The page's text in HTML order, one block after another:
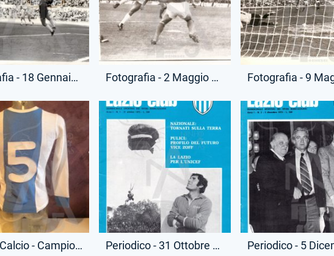
Fotografia - 18 Gennaio 1976 - Campionato Serie A - Lazio-Fiorentina Fotografia - 2 Maggio 1976 - Campionato Serie A - Fiorentina-Lazio
Maglia Calcio - Campionato Serie A - Pietro Ghedin - 5 - (Retro) Periodico - 31 Ottobre 1975 - Lazio Club - Primo Numero